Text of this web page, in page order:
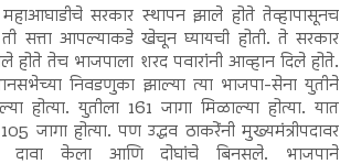
महाआघाडीचे सरकार स्थापन झाले होते तेव्हापासूनच
सत्ता आपल्याकडे खेचून घ्यायची होती. ते सरकार
होते तेच भाजपाला शरद पवारांनी आव्हान दिले होते.
निवडणुका झाल्या त्या भाजपा-सेना युतीने
होत्या. युतीला 161 जागा मिळाल्या होत्या. यात
जागा होत्या. पण उद्धव ठाकरेंनी मुख्यमंत्रीपदावर
दावा केला आणि दोघांचे बिनसले. भाजपाने